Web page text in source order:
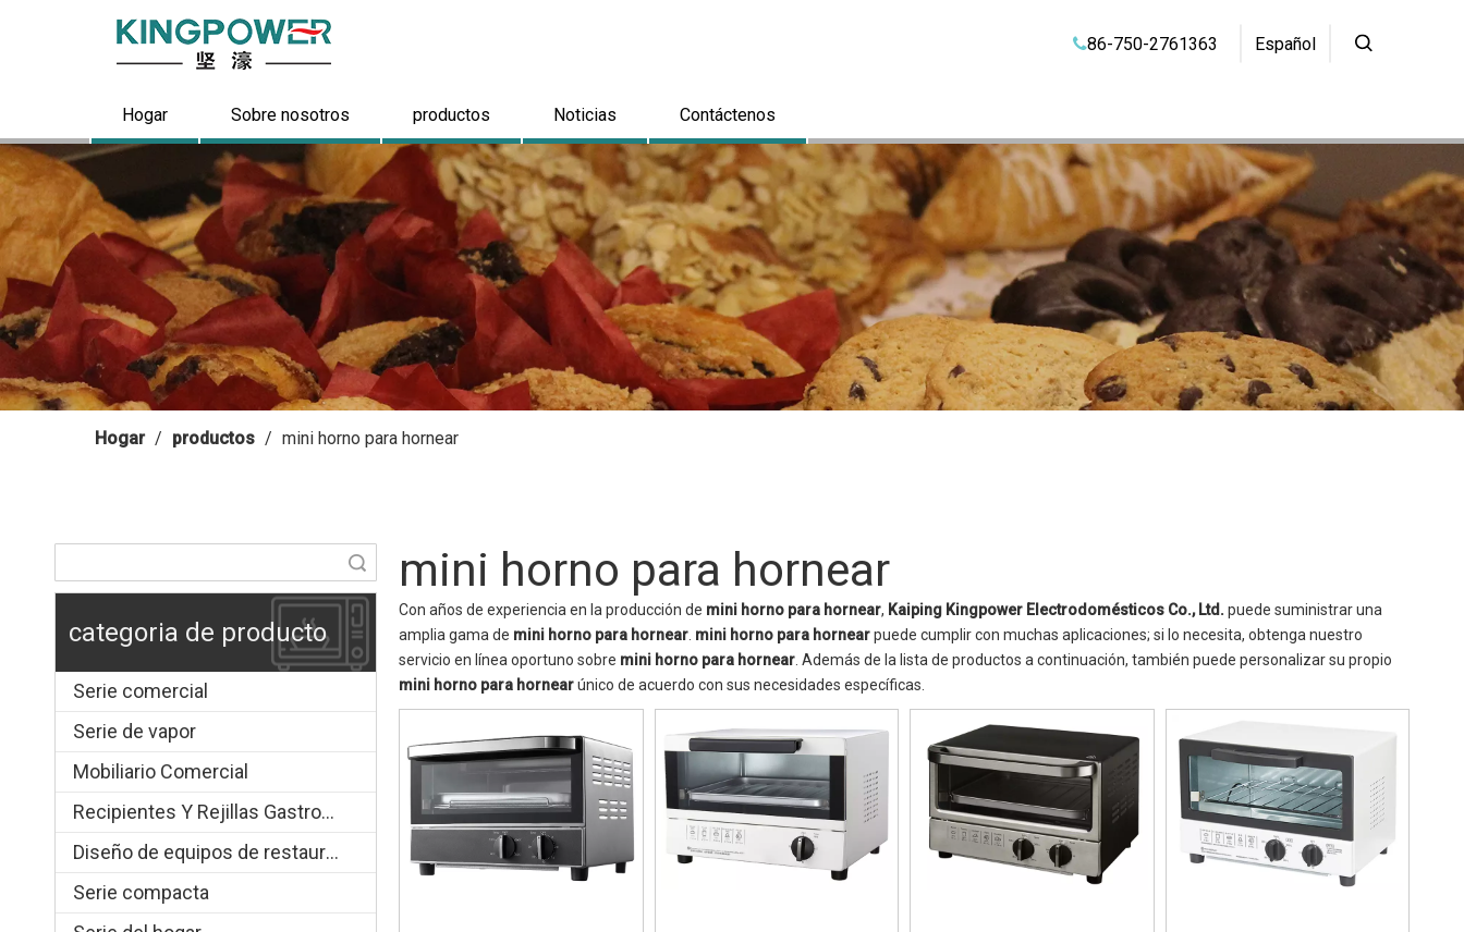
86-750-2761363 Español
Hogar Sobre nosotros productos Noticias Contáctenos
Hogar / productos / mini horno para hornear
categoria de producto
Serie comercial
Serie de vapor
Mobiliario Comercial
Recipientes Y Rejillas Gastronorm
Diseño de equipos de restauración.
Serie compacta
mini horno para hornear
Con años de experiencia en la producción de mini horno para hornear, Kaiping Kingpower Electrodomésticos Co., Ltd. puede suministrar una
amplia gama de mini horno para hornear mini horno para hornearpuede cumplir con muchas aplicaciones; si lo necesita, obtenga nuestro
servicio en línea oportuno sobre mini horno para hornear . Además de la lista de productos a continuación, también puede personalizar su propio
mini horno para hornearúnico de acuerdo con sus necesidades específicas.